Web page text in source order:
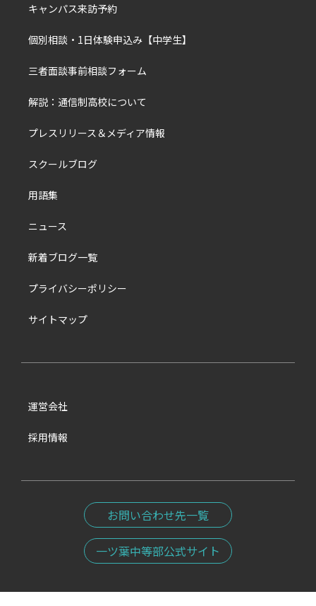
キャンパス来訪予約
個別相談・1日体験申込み【中学生】
三者面談事前相談フォーム
解説：通信制高校について
プレスリリース＆メディア情報
スクールブログ
用語集
ニュース
新着ブログ一覧
プライバシーポリシー
サイトマップ
運営会社
採用情報
お問い合わせ先一覧
一ツ葉中等部公式サイト